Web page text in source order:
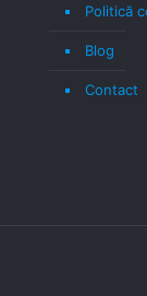
Politică
Blog
Contact